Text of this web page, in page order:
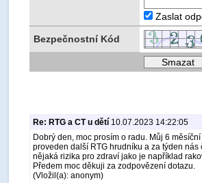
Zaslat
Bezpečnostní Kód
Re: RTG a CT u dětí 10.07.2023 14:22:05
Dobrý den, moc prosím o radu. Můj 6
proveden další RTG hrudníku a za týden
nějaká rizika pro zdraví jako je například
Předem moc děkuji za zodpovězení dotazu.
(Vložil(a): anonym)